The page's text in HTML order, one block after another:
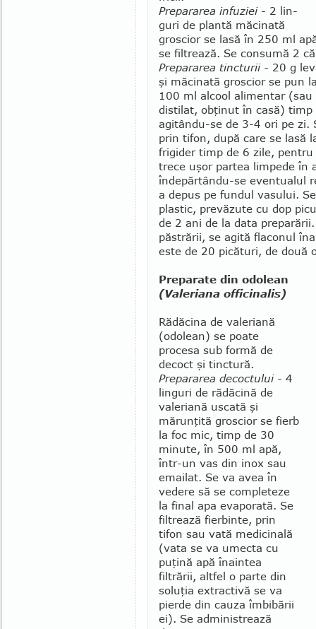
Prepararea infuziei - 2 lin­
guri de plantă măcinată
groscior se lasă în 250 ml
se fil­trează. Se consumă 2
Prepararea tincturii - 20 g
şi măcinată groscior se pun
100 ml alcool alimentar (sau
distilat, obţinut în casă) timp
agitându-se de 3-4 ori pe zi.
prin tifon, după care se lasă
frigider timp de 6 zile, pentru
trece uşor partea limpe­de în
îndepărtându-se eventualul
a depus pe fundul vasului.
plastic, prevăzute cu dop
de 2 ani de la data
păs­trării, se agită flaconul
este de 20 picături, de două
Preparate din odolean
(Valeriana officinalis)
Rădăcina de valeriană
(odolean) se poate
procesa sub formă de
decoct şi tinc­tură.
Prepararea decoctului - 4
linguri de rădăcină de
valeriană uscată şi
mărunţită groscior se fierb
la foc mic, timp de 30
minute, în 500 ml apă,
în­tr-un vas din inox sau
emailat. Se va avea în
vedere să se comple­teze
la final apa evaporată. Se
filtrează fierbinte, prin
tifon sau vată medicinală
(vata se va umecta cu
puţină apă înaintea
filtrării, altfel o parte din
soluţia extrac­tivă se va
pierde din cauza îmbi­bării
ei). Se administrea­ză